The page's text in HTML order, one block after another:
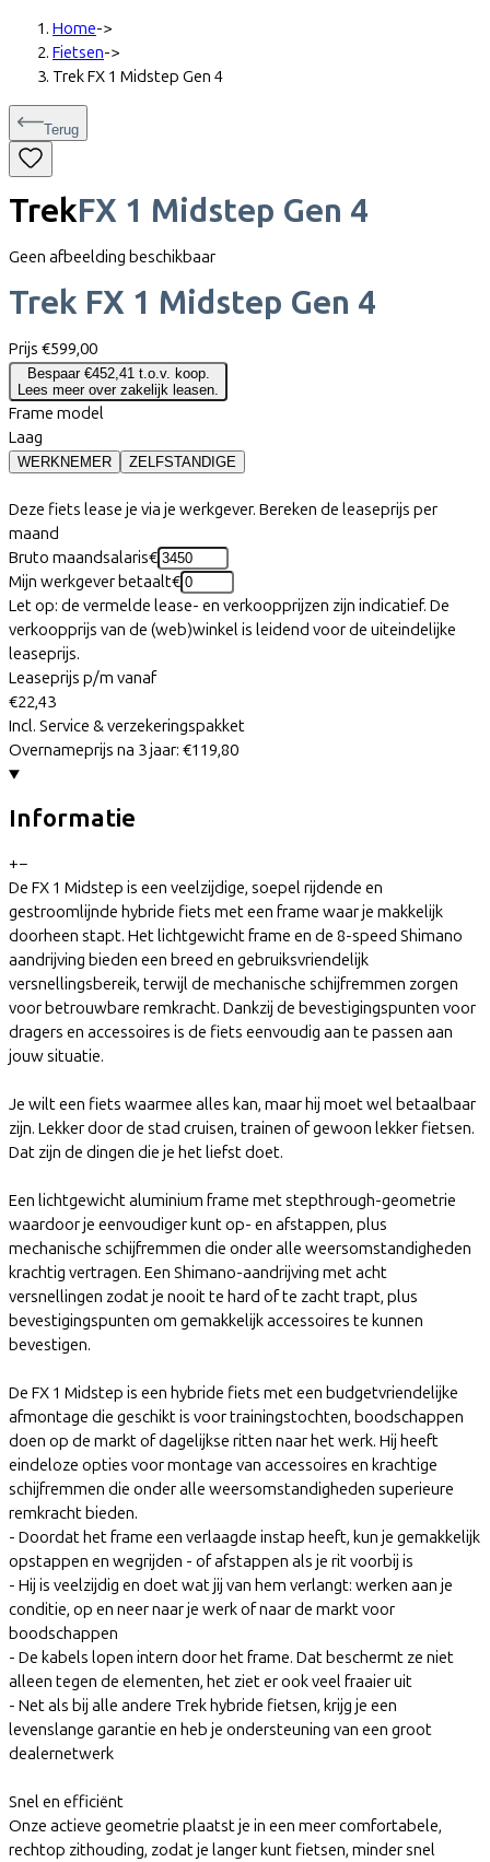
Home->
Fietsen->
Trek FX 1 Midstep Gen 4
Terug
TrekFX 1 Midstep Gen 4
Geen afbeelding beschikbaar
Trek FX 1 Midstep Gen 4
Prijs €599,00
Bespaar €452,41 t.o.v. koop.
Lees meer over zakelijk leasen.
Frame model
Laag
WERKNEMER ZELFSTANDIGE
Deze fiets lease je via je werkgever. Bereken de leaseprijs per
maand
Bruto maandsalaris€
Mijn werkgever betaalt€
Let op: de vermelde lease- en verkoopprijzen zijn indicatief. De
verkoopprijs van de (web)winkel is leidend voor de uiteindelijke
leaseprijs.
Leaseprijs p/m vanaf
€22,43
Incl. Service & verzekeringspakket
Overnameprijs na 3 jaar: €119,80
Informatie
+−
De FX 1 Midstep is een veelzijdige, soepel rijdende en
gestroomlijnde hybride fiets met een frame waar je makkelijk
doorheen stapt. Het lichtgewicht frame en de 8-speed Shimano
aandrijving bieden een breed en gebruiksvriendelijk
versnellingsbereik, terwijl de mechanische schijfremmen zorgen
voor betrouwbare remkracht. Dankzij de bevestigingspunten voor
dragers en accessoires is de fiets eenvoudig aan te passen aan
jouw situatie.
Je wilt een fiets waarmee alles kan, maar hij moet wel betaalbaar
zijn. Lekker door de stad cruisen, trainen of gewoon lekker fietsen.
Dat zijn de dingen die je het liefst doet.
Een lichtgewicht aluminium frame met stepthrough-geometrie
waardoor je eenvoudiger kunt op- en afstappen, plus
mechanische schijfremmen die onder alle weersomstandigheden
krachtig vertragen. Een Shimano-aandrijving met acht
versnellingen zodat je nooit te hard of te zacht trapt, plus
bevestigingspunten om gemakkelijk accessoires te kunnen
bevestigen.
De FX 1 Midstep is een hybride fiets met een budgetvriendelijke
afmontage die geschikt is voor trainingstochten, boodschappen
doen op de markt of dagelijkse ritten naar het werk. Hij heeft
eindeloze opties voor montage van accessoires en krachtige
schijfremmen die onder alle weersomstandigheden superieure
remkracht bieden.
- Doordat het frame een verlaagde instap heeft, kun je gemakkelijk
opstappen en wegrijden - of afstappen als je rit voorbij is
- Hij is veelzijdig en doet wat jij van hem verlangt: werken aan je
conditie, op en neer naar je werk of naar de markt voor
boodschappen
- De kabels lopen intern door het frame. Dat beschermt ze niet
alleen tegen de elementen, het ziet er ook veel fraaier uit
- Net als bij alle andere Trek hybride fietsen, krijg je een
levenslange garantie en heb je ondersteuning van een groot
dealernetwerk
Snel en efficiënt
Onze actieve geometrie plaatst je in een meer comfortabele,
rechtop zithouding, zodat je langer kunt fietsen, minder snel